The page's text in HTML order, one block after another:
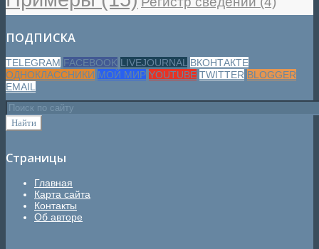
ПОДПИСКА
TELEGRAM FACEBOOK LIVEJOURNAL ВКОНТАКТЕ
ОДНОКЛАССНИКИ МОЙ МИР YOUTUBE TWITTER BLOGGER
EMAIL
Страницы
Главная
Карта сайта
Контакты
Об авторе